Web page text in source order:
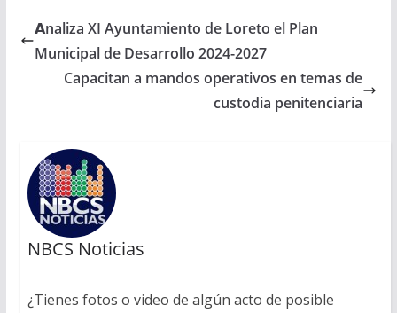
𝗔naliza XI Ayuntamiento de Loreto el Plan
Municipal de Desarrollo 2024-2027
Capacitan a mandos operativos en temas de
custodia penitenciaria
NBCS Noticias
¿Tienes fotos o video de algún acto de posible